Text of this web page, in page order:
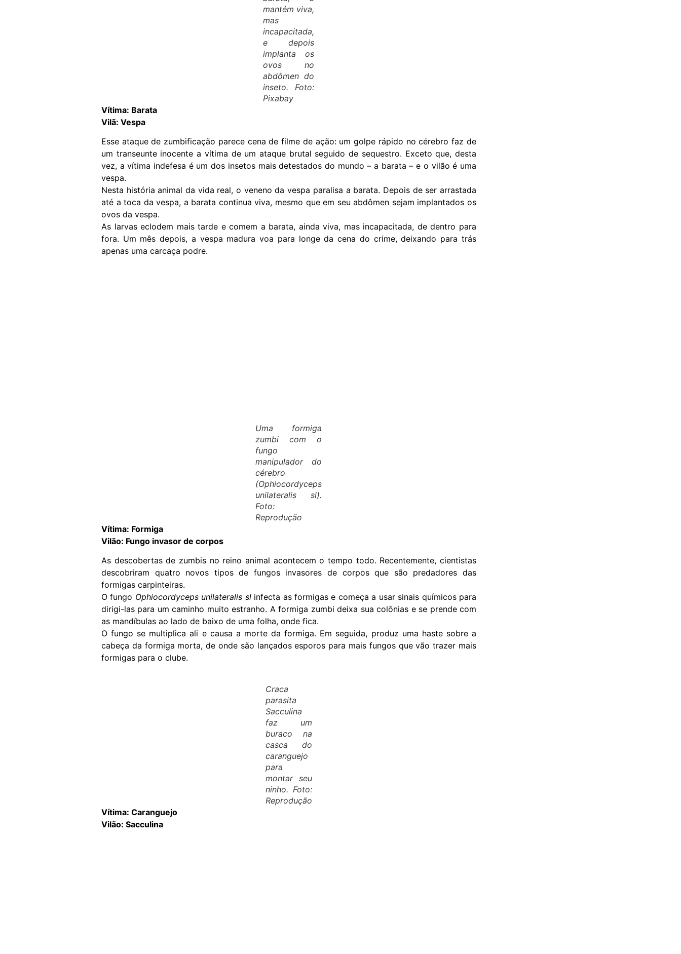
mantém viva,
mas
incapacitada,
e depois
implanta os
ovos no
abdômen do
inseto. Foto:
Pixabay
Vítima: Barata
Vilã: Vespa
Esse ataque de zumbificação parece cena de filme de ação: um golpe rápido no cérebro faz de
um transeunte inocente a vítima de um ataque brutal seguido de sequestro. Exceto que, desta
vez, a vítima indefesa é um dos insetos mais detestados do mundo – a barata – e o vilão é uma
vespa.
Nesta história animal da vida real, o veneno da vespa paralisa a barata. Depois de ser arrastada
até a toca da vespa, a barata continua viva, mesmo que em seu abdômen sejam implantados os
ovos da vespa.
As larvas eclodem mais tarde e comem a barata, ainda viva, mas incapacitada, de dentro para
fora. Um mês depois, a vespa madura voa para longe da cena do crime, deixando para trás
apenas uma carcaça podre.
Uma formiga
zumbi com o
fungo
manipulador do
cérebro
(Ophiocordyceps
unilateralis sl).
Foto:
Reprodução
Vítima: Formiga
Vilão: Fungo invasor de corpos
As descobertas de zumbis no reino animal acontecem o tempo todo. Recentemente, cientistas
descobriram quatro novos tipos de fungos invasores de corpos que são predadores das
formigas carpinteiras.
O fungo Ophiocordyceps unilateralis slinfecta as formigas e começa a usar sinais químicos para
dirigi-las para um caminho muito estranho. A formiga zumbi deixa sua colônias e se prende com
as mandíbulas ao lado de baixo de uma folha, onde fica.
O fungo se multiplica ali e causa a morte da formiga. Em seguida, produz uma haste sobre a
cabeça da formiga morta, de onde são lançados esporos para mais fungos que vão trazer mais
formigas para o clube.
Craca
parasita
Sacculina
faz um
buraco na
casca do
caranguejo
para
montar seu
ninho. Foto:
Reprodução
Vítima: Caranguejo
Vilão: Sacculina